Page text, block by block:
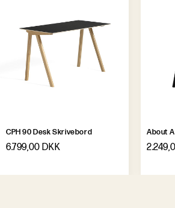
CPH 90 Desk Skrivebord
6.799,00 DKK
About